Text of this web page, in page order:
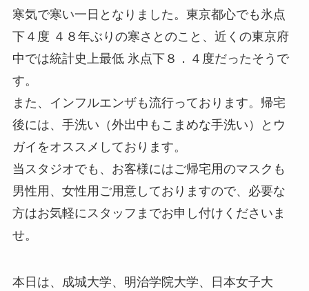
寒気で寒い一日となりました。東京都心でも氷点
下４度 ４８年ぶりの寒さとのこと、近くの東京府
中では統計史上最低 氷点下８．４度だったそうで
す。
また、インフルエンザも流行っております。帰宅
後には、手洗い（外出中もこまめな手洗い）とウ
ガイをオススメしております。
当スタジオでも、お客様にはご帰宅用のマスクも
男性用、女性用ご用意しておりますので、必要な
方はお気軽にスタッフまでお申し付けくださいま
せ。
本日は、成城大学、明治学院大学、日本女子大